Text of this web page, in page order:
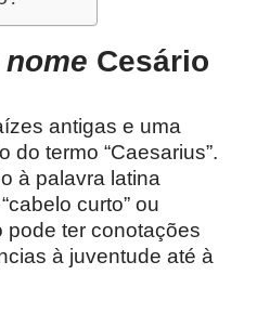
Cesário
antigas e uma
do termo “Caesarius”.
à palavra latina
curto” ou
pode ter conotações
à juventude até à